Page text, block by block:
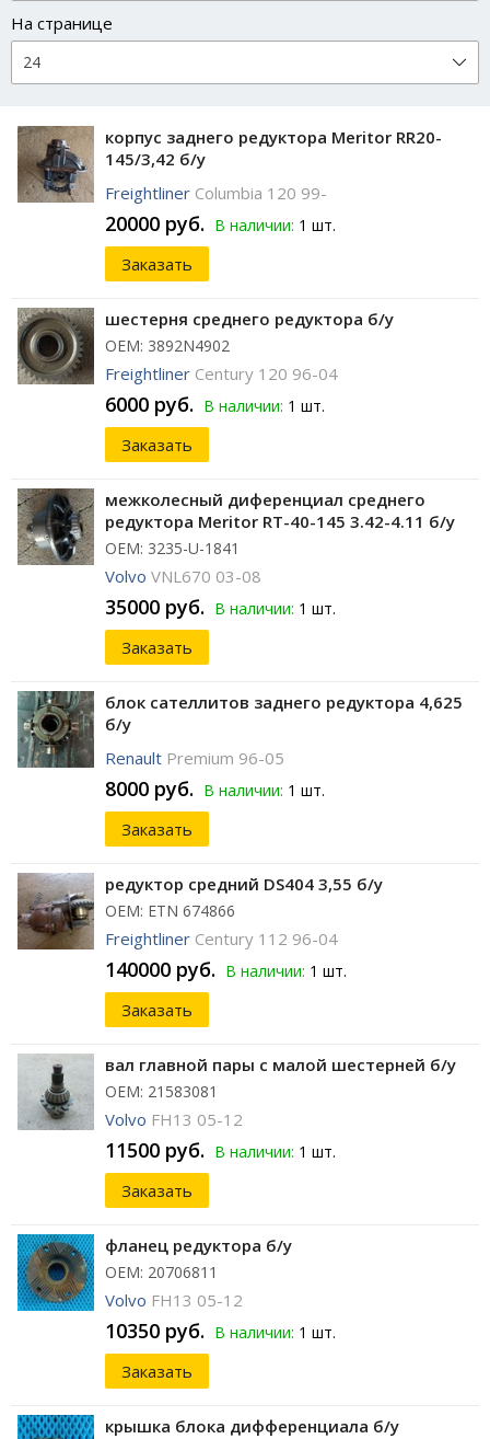
На странице
корпус заднего редуктора Meritor RR20-
145/3,42 б/у
Freightliner Columbia 120 99-
20000 руб. В наличии: 1 шт.
Заказать
шестерня среднего редуктора б/у
ОЕМ: 3892N4902
Freightliner Century 120 96-04
6000 руб. В наличии: 1 шт.
Заказать
межколесный диференциал среднего
редуктора Meritor RT-40-145 3.42-4.11 б/у
ОЕМ: 3235-U-1841
Volvo VNL670 03-08
35000 руб. В наличии: 1 шт.
Заказать
блок сателлитов заднего редуктора 4,625
б/у
Renault Premium 96-05
8000 руб. В наличии: 1 шт.
Заказать
редуктор средний DS404 3,55 б/у
ОЕМ: ETN 674866
Freightliner Century 112 96-04
140000 руб. В наличии: 1 шт.
Заказать
вал главной пары с малой шестерней б/у
ОЕМ: 21583081
Volvo FH13 05-12
11500 руб. В наличии: 1 шт.
Заказать
фланец редуктора б/у
ОЕМ: 20706811
Volvo FH13 05-12
10350 руб. В наличии: 1 шт.
Заказать
крышка блока дифференциала б/у